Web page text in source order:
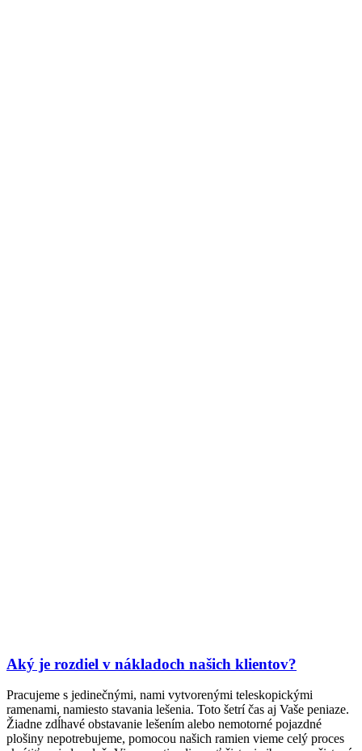
Aký je rozdiel v nákladoch našich klientov?
Pracujeme s jedinečnými, nami vytvorenými teleskopickými
ramenami, namiesto stavania lešenia. Toto šetrí čas aj Vaše peniaze.
Žiadne zdĺhavé obstavanie lešením alebo nemotorné pojazdné
plošiny nepotrebujeme, pomocou našich ramien vieme celý proces